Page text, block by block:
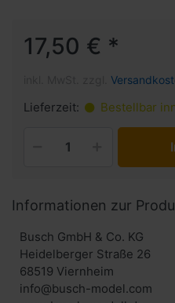
17,50 € *
Lieferzeit: Bestellbar
Informationen zur
Busch GmbH & Co. KG
Heidelberger Straße 26
68519 Viernheim
info@busch-model.com